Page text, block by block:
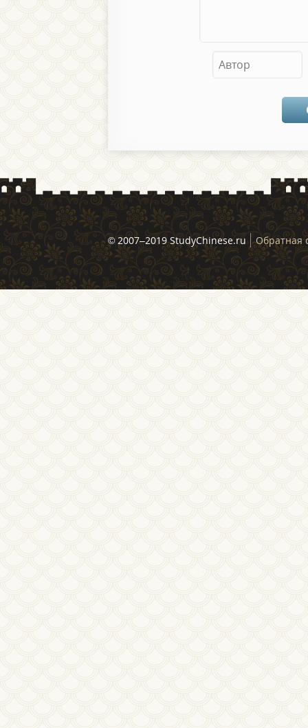
© 2007–2019 StudyChinese.ru Обратная